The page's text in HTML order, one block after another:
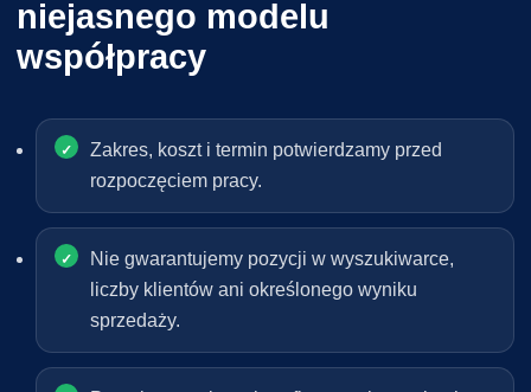
niejasnego modelu
współpracy
Zakres, koszt i termin potwierdzamy przed
rozpoczęciem pracy.
Nie gwarantujemy pozycji w wyszukiwarce,
liczby klientów ani określonego wyniku
sprzedaży.